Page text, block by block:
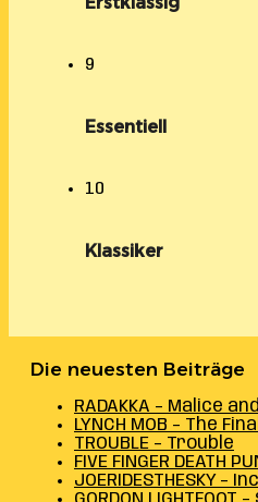
9
Essentiell
10
Klassiker
Die neuesten Beiträge
RADAKKA – Malice
LYNCH MOB – The
TROUBLE – Trouble
FIVE FINGER DEATH
JOERIDESTHESKY –